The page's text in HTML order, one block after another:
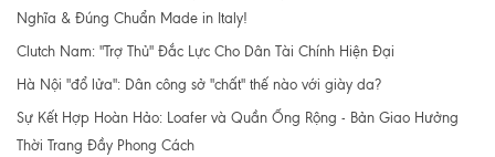
Nghĩa & Đúng Chuẩn Made in Italy!
Clutch Nam: "Trợ Thủ" Đắc Lực Cho Dân Tài Chính Hiện Đại
Hà Nội "đổ lửa": Dân công sở "chất" thế nào với giày da?
Sự Kết Hợp Hoàn Hảo: Loafer và Quần Ống Rộng - Bản Giao Hưởng
Thời Trang Đầy Phong Cách